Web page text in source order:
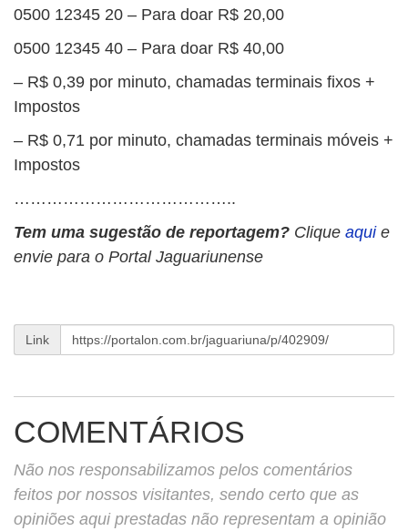
0500 12345 20 – Para doar R$ 20,00
0500 12345 40 – Para doar R$ 40,00
– R$ 0,39 por minuto, chamadas terminais fixos +
Impostos
– R$ 0,71 por minuto, chamadas terminais móveis +
Impostos
…………………………………..
Tem uma sugestão de reportagem? Clique aqui e
envie para o Portal Jaguariunense
Link
COMENTÁRIOS
Não nos responsabilizamos pelos comentários
feitos por nossos visitantes, sendo certo que as
opiniões aqui prestadas não representam a opinião